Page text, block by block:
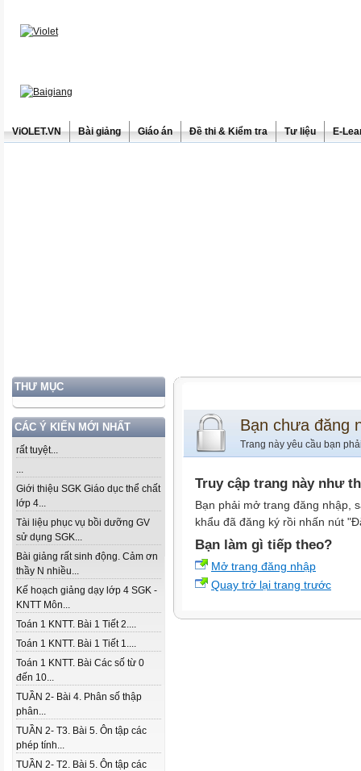
ViOLET.VN Bài giảng Giáo án Đề thi & Kiểm tra Tư liệu E-
THƯ MỤC
CÁC Ý KIẾN MỚI NHẤT
rất tuyệt...
...
Giới thiệu SGK Giáo dục thể chất
lớp 4...
Tài liệu phục vụ bồi dưỡng GV
sử dụng SGK...
Bài giảng rất sinh động. Cảm ơn
thầy N nhiều...
Kế hoạch giảng dạy lớp 4 SGK -
KNTT Môn...
Toán 1 KNTT. Bài 1 Tiết 2....
Toán 1 KNTT. Bài 1 Tiết 1....
Toán 1 KNTT. Bài Các số từ 0
đến 10...
TUẦN 2- Bài 4. Phân số thập
phân...
TUẦN 2- T3. Bài 5. Ôn tập các
phép tính...
TUẦN 2- T2. Bài 5. Ôn tập các
Bạn chưa đăng
Trang này yêu cầu bạn
Truy cập trang này như
Bạn phải mở trang đăng nhập,
khẩu đã đăng ký rồi nhấn nút
Bạn làm gì tiếp theo?
Mở trang đăng nhập
Quay trở lại trang trước